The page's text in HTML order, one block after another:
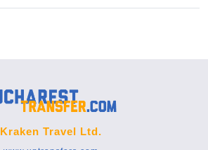
Kraken Travel Ltd.